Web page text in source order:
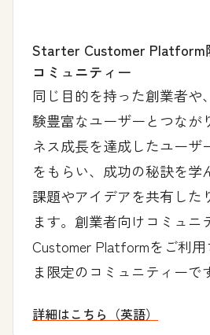
Starter Customer Platform
コミュニティー
同じ目的を持った創業者や
験豊富なユーザーとつなが
ネス成長を達成したユーザ
をもらい、成功の秘訣を学
課題やアイデアを共有した
ます。創業者向けコミュ
Customer Platformをご利
ま限定のコミュニティーで
詳細はこちら（英語）
創業者コミュニティーについて